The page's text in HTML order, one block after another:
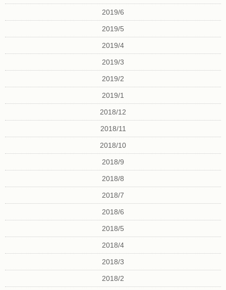
2019/6
2019/5
2019/4
2019/3
2019/2
2019/1
2018/12
2018/11
2018/10
2018/9
2018/8
2018/7
2018/6
2018/5
2018/4
2018/3
2018/2